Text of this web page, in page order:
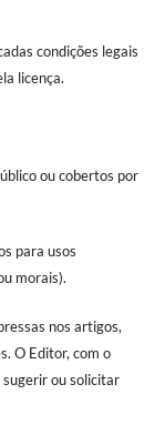
condições legais
licença.
ou cobertos por
para usos
morais).
nos artigos,
O Editor, com o
ou solicitar